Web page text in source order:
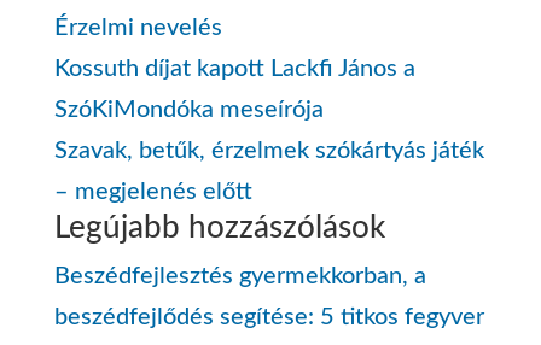
Érzelmi nevelés
Kossuth díjat kapott Lackfi János a
SzóKiMondóka meseírója
Szavak, betűk, érzelmek szókártyás játék
– megjelenés előtt
Legújabb hozzászólások
Beszédfejlesztés gyermekkorban, a
beszédfejlődés segítése: 5 titkos fegyver